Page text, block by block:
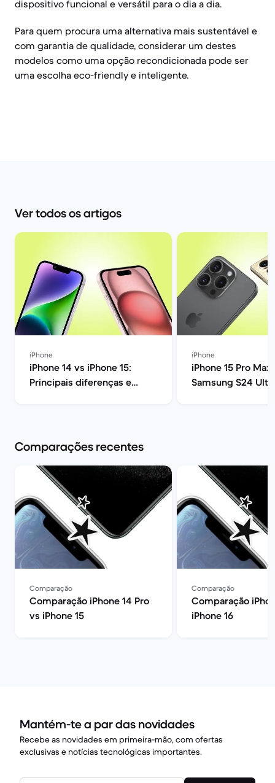
dispositivo funcional e versátil para o dia a dia.
Para quem procura uma alternativa mais sustentável e
com garantia de qualidade, considerar um destes
modelos como uma opção recondicionada pode ser
uma escolha eco-friendly e inteligente.
Ver todos os artigos
iPhone
iPhone 14 vs iPhone 15:
Principais diferenças e
iPhone
iPhone 15 Pro Max
Samsung S24
Comparações recentes
Comparação
Comparação iPhone 14 Pro
vs iPhone 15
Comparação
Comparação
iPhone 16
Mantém-te a par das novidades
Recebe as novidades em primeira-mão, com ofertas
exclusivas e notícias tecnológicas importantes.